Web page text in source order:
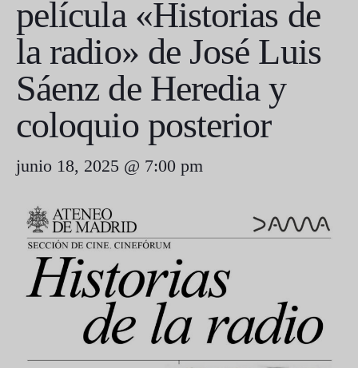
película «Historias de
la radio» de José Luis
Sáenz de Heredia y
coloquio posterior
junio 18, 2025 @ 7:00 pm